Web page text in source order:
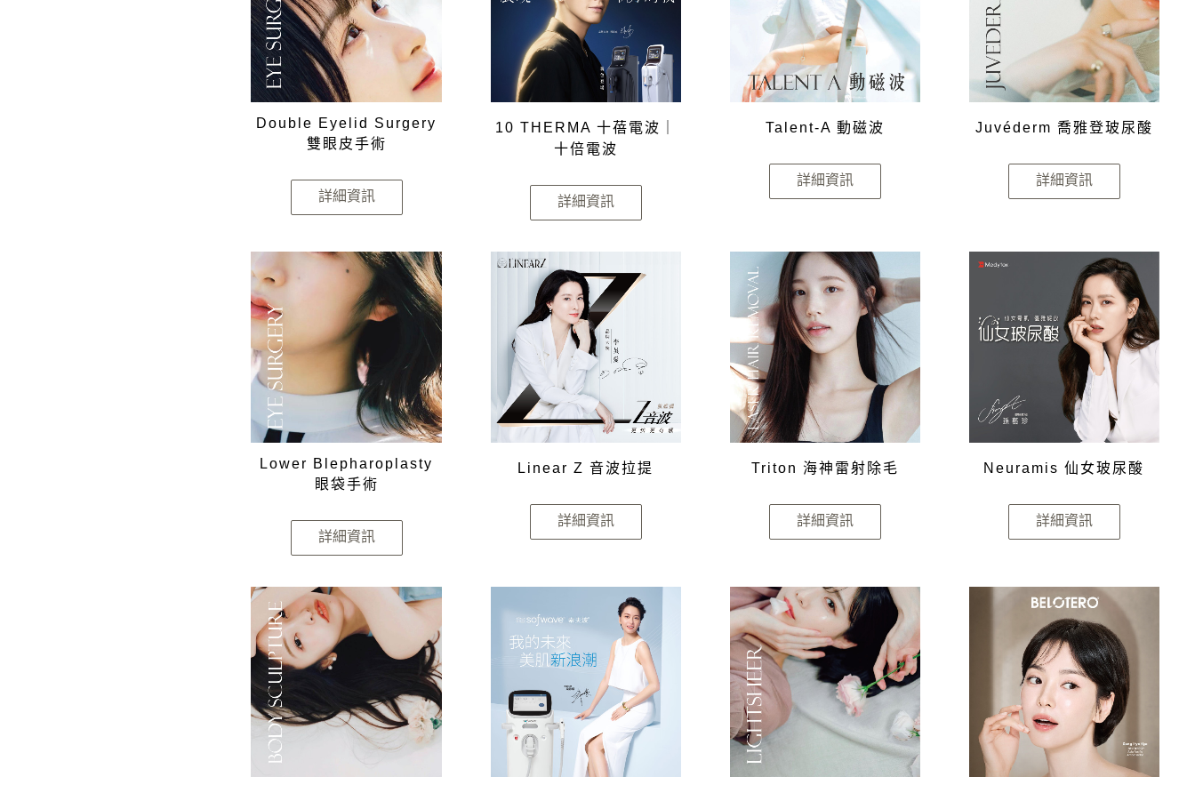
Double Eyelid Surgery
雙眼皮手術
詳細資訊
10 THERMA 十蓓電波｜
十倍電波
詳細資訊
Talent-A 動磁波
詳細資訊
Juvéderm 喬雅登玻尿酸
詳細資訊
Lower Blepharoplasty
眼袋手術
詳細資訊
Linear Z 音波拉提
詳細資訊
Triton 海神雷射除毛
詳細資訊
Neuramis 仙女玻尿酸
詳細資訊